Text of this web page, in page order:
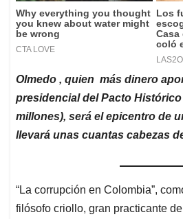
Olmedo , quien más dinero
presidencial del Pacto Histórico
millones), será el epicentro de
llevará unas cuantas cabezas
“La corrupción en Colombia”,
filósofo criollo, gran practicante